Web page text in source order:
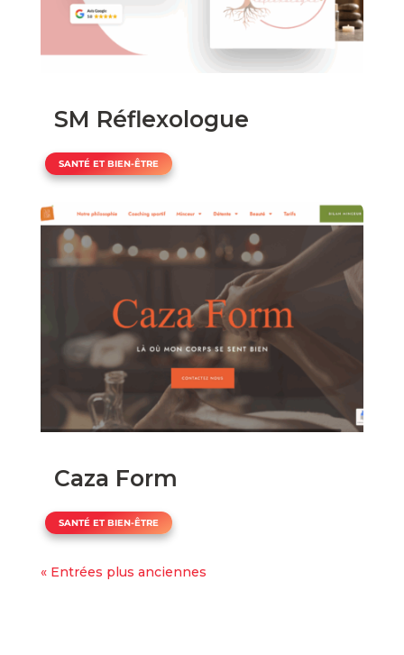
SM Réflexologue
SANTÉ ET BIEN-ÊTRE
Caza Form
SANTÉ ET BIEN-ÊTRE
« Entrées plus anciennes